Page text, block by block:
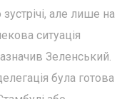
але лише на
ситуація
Зеленський.
була готова